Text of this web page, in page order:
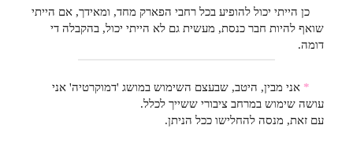
כן הייתי יכול להופיע בכל רחבי הפארק מחד, ומאידך, אם הייתי
שואף להיות חבר כנסת, מעשית גם לא הייתי יכול, בהקבלה די
דומה.
* אני מבין, היטב, שבעצם השימוש במושג 'דמוקרטיה' אני
עושה שימוש במרחב ציבורי ששייך לכלל.
עם זאת, מנסה להחלישו ככל הניתן.